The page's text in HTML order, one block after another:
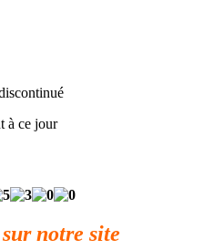
à ce jour
notre site